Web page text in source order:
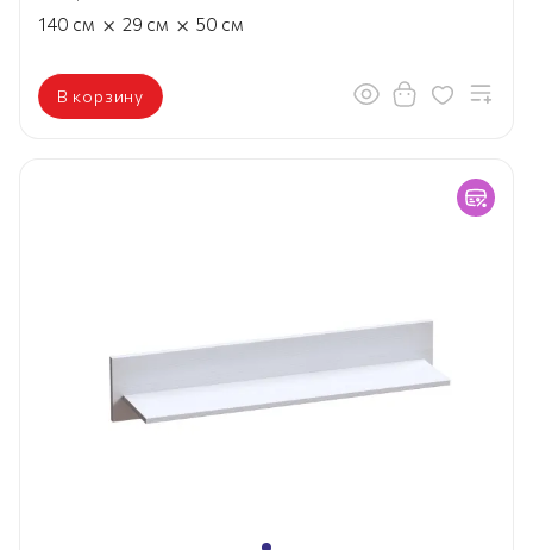
140 см × 29 см × 50 см
В корзину